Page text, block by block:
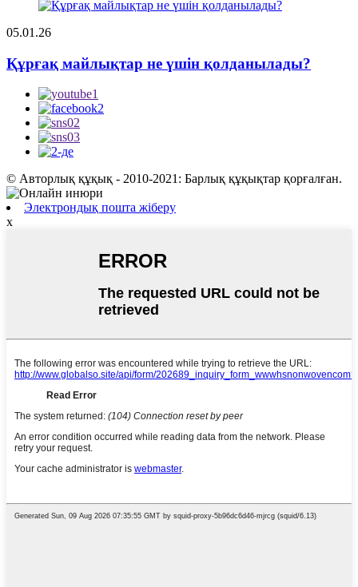
05.01.26
Құрғақ майлықтар не үшін қолданылады?
© Авторлық құқық - 2010-2021: Барлық құқықтар қорғалған.
Электрондық пошта жіберу
x